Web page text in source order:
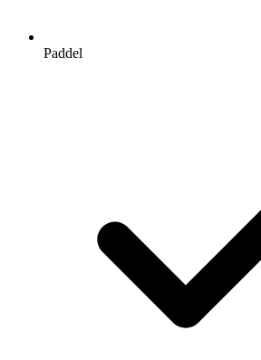
Paddel